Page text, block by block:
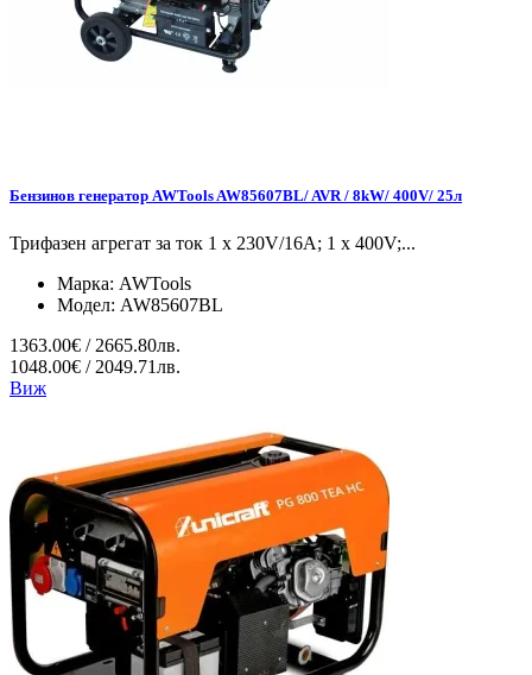
Бензинов генератор AWTools AW85607BL/ AVR / 8kW/ 400V/ 25л
Трифазен агрегат за ток 1 x 230V/16A; 1 x 400V;...
Марка: AWTools
Модел: AW85607BL
1363.00€ / 2665.80лв.
1048.00€ / 2049.71лв.
Виж